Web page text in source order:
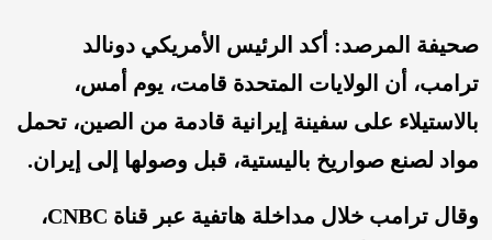
صحيفة المرصد: أكد الرئيس الأمريكي دونالد
ترامب، أن الولايات المتحدة قامت، يوم أمس،
بالاستيلاء على سفينة إيرانية قادمة من الصين، تحمل
مواد لصنع صواريخ باليستية، قبل وصولها إلى إيران.
وقال ترامب خلال مداخلة هاتفية عبر قناة CNBC،